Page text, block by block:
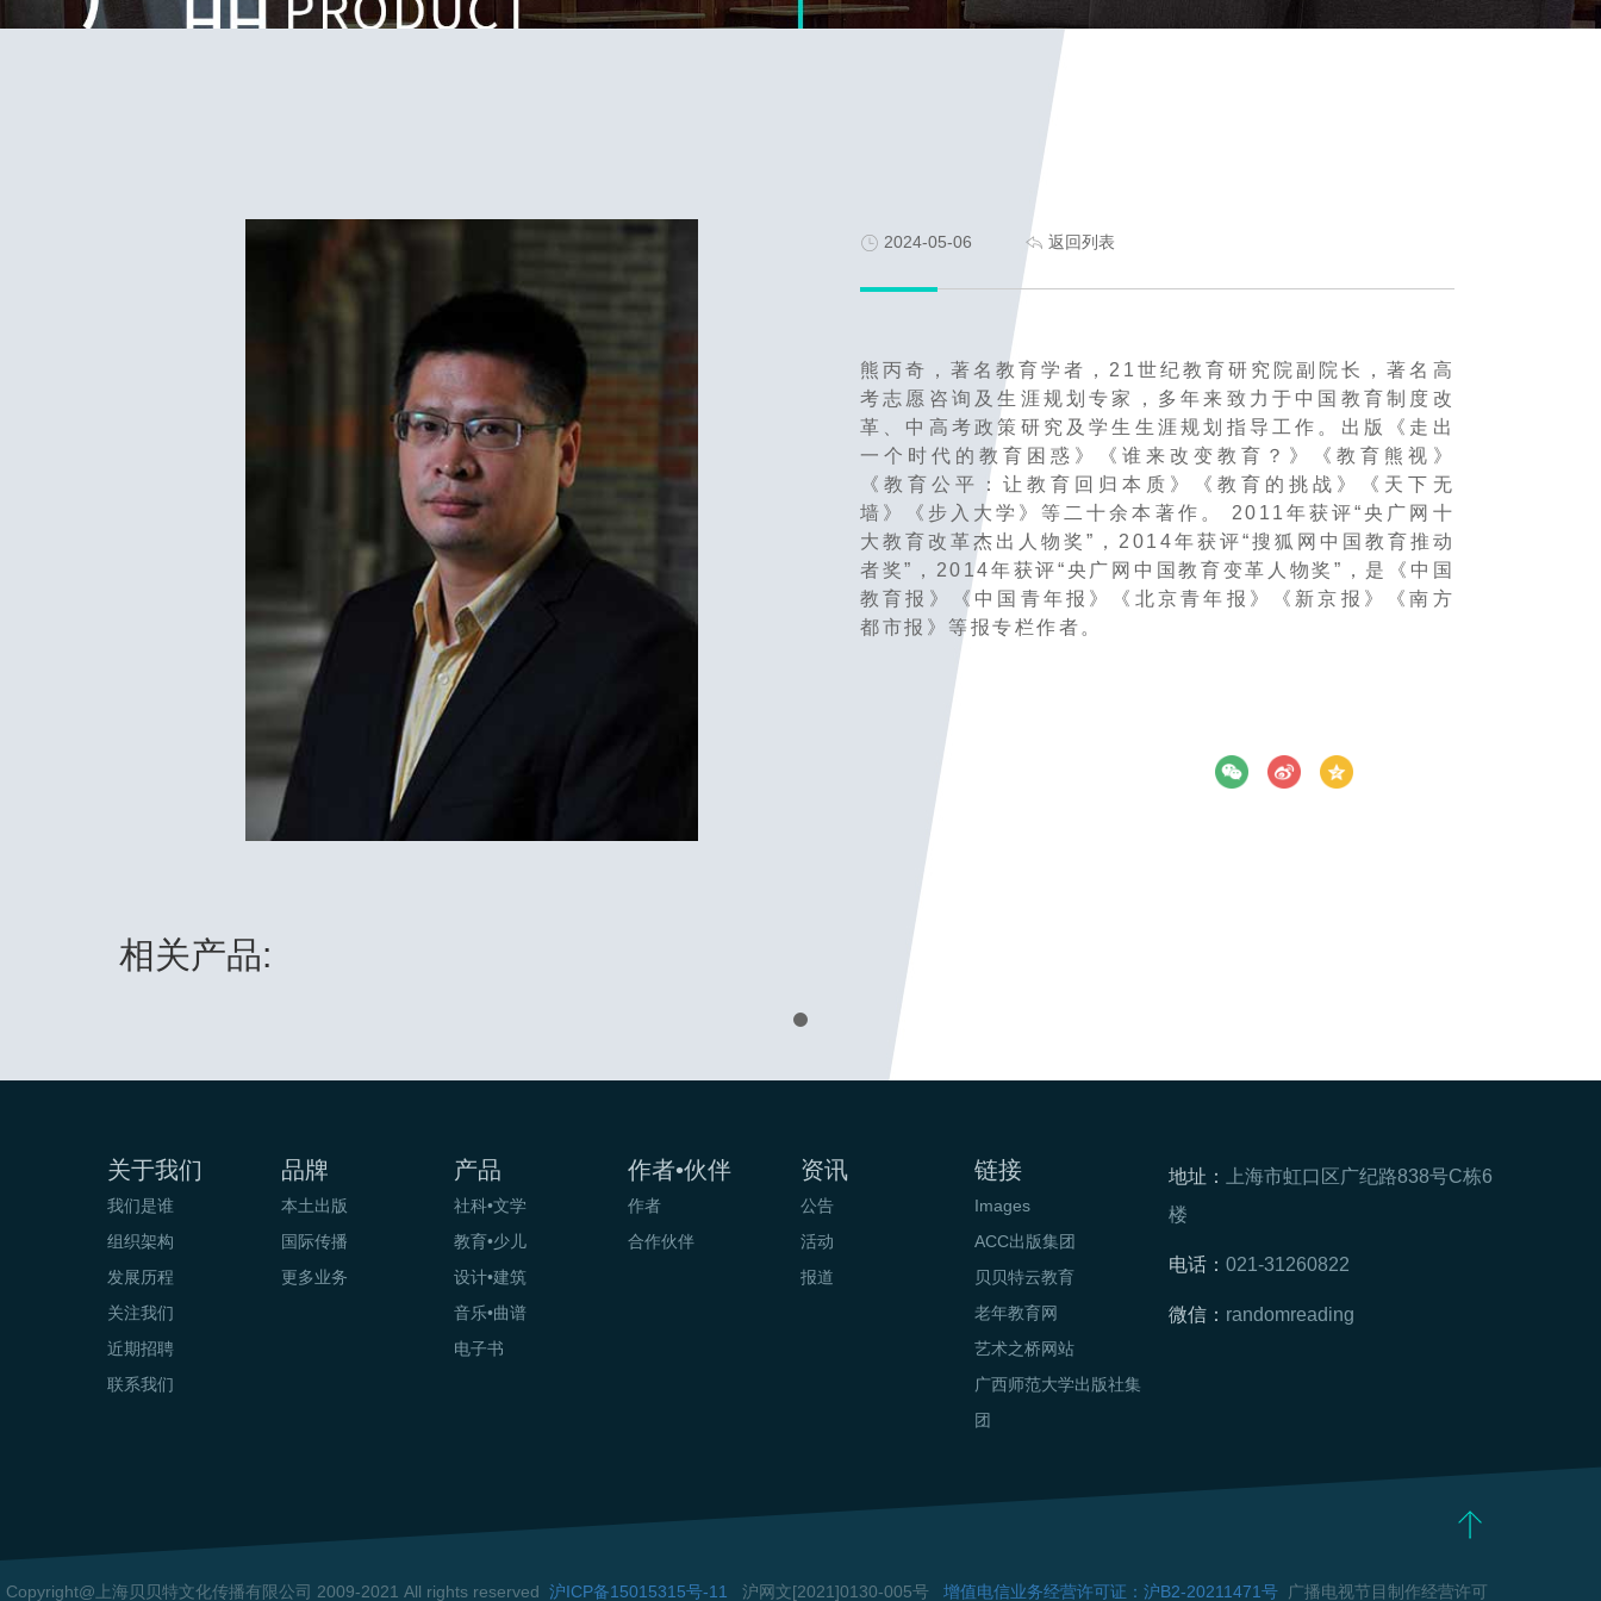
2024-05-06 返回列表
熊丙奇，著名教育学者，21世纪教育研究院副院长，著名高
考志愿咨询及生涯规划专家，多年来致力于中国教育制度改
革、中高考政策研究及学生生涯规划指导工作。出版《走出
一个时代的教育困惑》《谁来改变教育？》《教育熊视》
《教育公平：让教育回归本质》《教育的挑战》《天下无
墙》《步入大学》等二十余本著作。 2011年获评“央广网十
大教育改革杰出人物奖”，2014年获评“搜狐网中国教育推动
者奖”，2014年获评“央广网中国教育变革人物奖”，是《中国
教育报》《中国青年报》《北京青年报》《新京报》《南方
都市报》等报专栏作者。
相关产品:
关于我们
我们是谁
组织架构
发展历程
关注我们
近期招聘
联系我们
品牌
本土出版
国际传播
更多业务
产品
社科•文学
教育•少儿
设计•建筑
音乐•曲谱
电子书
作者•伙伴
作者
合作伙伴
资讯
公告
活动
报道
链接
Images
ACC出版集团
贝贝特云教育
老年教育网
艺术之桥网站
广西师范大学出版社集
团
地址：
上海市虹口区广纪路838号C栋6
楼
电话： 021-31260822
微信： randomreading
Copyright@上海贝贝特文化传播有限公司 2009-2021 All rights reserved 沪ICP备15015315号-11 沪网文[2021]0130-005号 增值电信业务经营许可证：沪B2-20211471号 广播电视节目制作经营许可